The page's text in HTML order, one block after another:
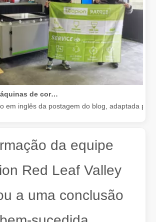
Como nossas máquinas de corte a laser estão capacitando a fabricação mexicana
em inglês da postagem do blog, adaptada
da equipe
Red Leaf Valley
a uma conclusão